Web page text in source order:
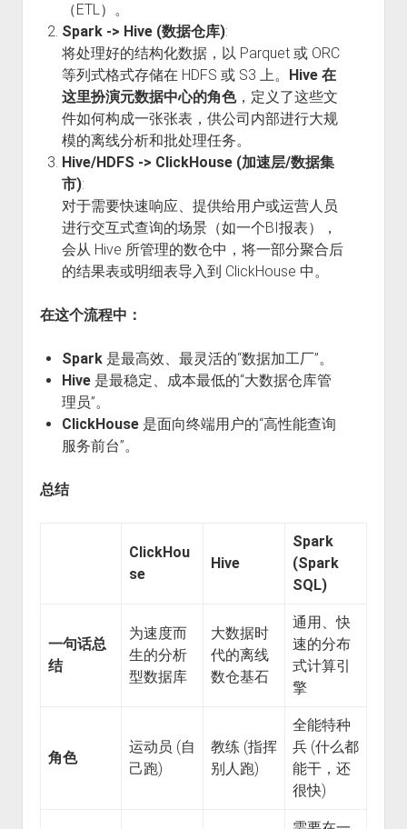
（ETL）。
Spark -> Hive (数据仓库):
将处理好的结构化数据，以 Parquet 或 ORC
等列式格式存储在 HDFS 或 S3 上。 Hive 在
这里扮演元数据中心的角色，定义了这些文
件如何构成一张张表，供公司内部进行大规
模的离线分析和批处理任务。
Hive/HDFS -> ClickHouse (加速层/数据集
市):
对于需要快速响应、提供给用户或运营人员
进行交互式查询的场景（如一个BI报表），
会从 Hive 所管理的数仓中，将一部分聚合后
的结果表或明细表导入到 ClickHouse 中。
在这个流程中：
Spark是最高效、最灵活的“数据加工厂”。
Hive是最稳定、成本最低的“大数据仓库管
理员”。
ClickHouse是面向终端用户的“高性能查询
服务前台”。
总结
ClickHou
se
Hive
Spark
(Spark
SQL)
一句话总
结
为速度而
生的分析
型数据库
大数据时
代的离线
数仓基石
通用、快
速的分布
式计算引
擎
角色
运动员 (自
己跑)
教练 (指挥
别人跑)
全能特种
兵 (什么都
能干，还
很快)